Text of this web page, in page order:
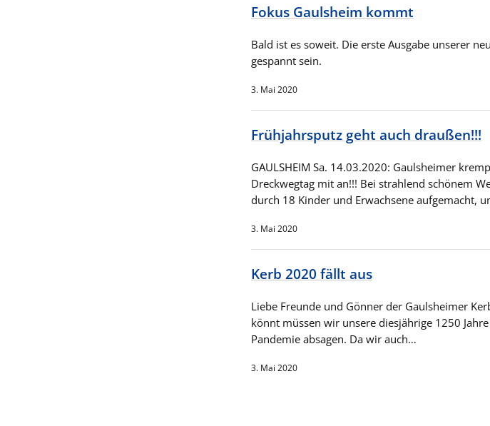
Fokus Gaulsheim kommt
Bald ist es soweit. Die erste Ausgabe unserer
gespannt sein.
3. Mai 2020
Frühjahrsputz geht auch draußen!!!
GAULSHEIM Sa. 14.03.2020: Gaulsheimer
Dreckwegtag mit an!!! Bei strahlend schönem
durch 18 Kinder und Erwachsene aufgemacht,
3. Mai 2020
Kerb 2020 fällt aus
Liebe Freunde und Gönner der Gaulsheimer
könnt müssen wir unsere diesjährige 1250
Pandemie absagen. Da wir auch…
3. Mai 2020